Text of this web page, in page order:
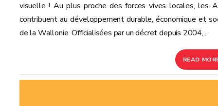
visuelle ! Au plus proche des forces vives locales, les
contribuent au développement durable, économique et
de la Wallonie. Officialisées par un décret depuis 2004,...
READ